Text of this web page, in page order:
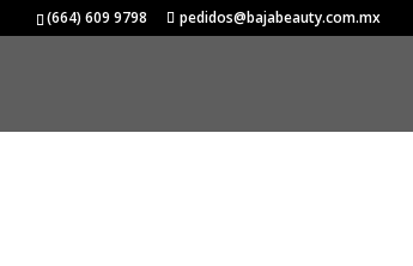
(664) 609 9798 pedidos@bajabeauty.com.mx
Inicio/PRAVANA/STYLING CARE